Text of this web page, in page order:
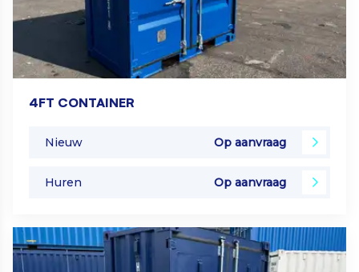
4FT CONTAINER
Nieuw Op aanvraag
Huren Op aanvraag